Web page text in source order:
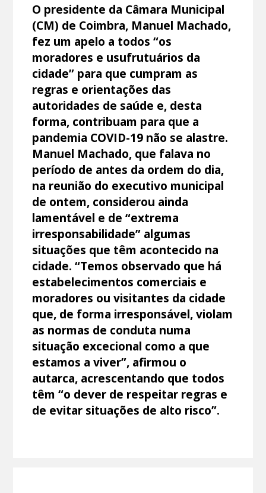
O presidente da Câmara Municipal
(CM) de Coimbra, Manuel Machado,
fez um apelo a todos “os
moradores e usufrutuários da
cidade” para que cumpram as
regras e orientações das
autoridades de saúde e, desta
forma, contribuam para que a
pandemia COVID-19 não se alastre.
Manuel Machado, que falava no
período de antes da ordem do dia,
na reunião do executivo municipal
de ontem, considerou ainda
lamentável e de “extrema
irresponsabilidade” algumas
situações que têm acontecido na
cidade. “Temos observado que há
estabelecimentos comerciais e
moradores ou visitantes da cidade
que, de forma irresponsável, violam
as normas de conduta numa
situação excecional como a que
estamos a viver”, afirmou o
autarca, acrescentando que todos
têm “o dever de respeitar regras e
de evitar situações de alto risco”.